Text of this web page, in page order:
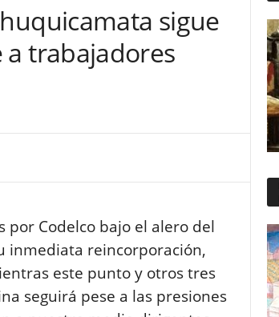
sigue
trabajadores
por Codelco bajo el alero del
inmediata reincorporación,
este punto y otros tres
seguirá pese a las presiones